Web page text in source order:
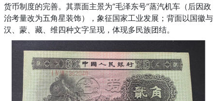
货币制度的完善。其票面主景为“毛泽东号”蒸汽机车（后因政
治考量改为五角星装饰），象征国家工业发展；背面以国徽与
汉、蒙、藏、维四种文字呈现，体现多民族团结。